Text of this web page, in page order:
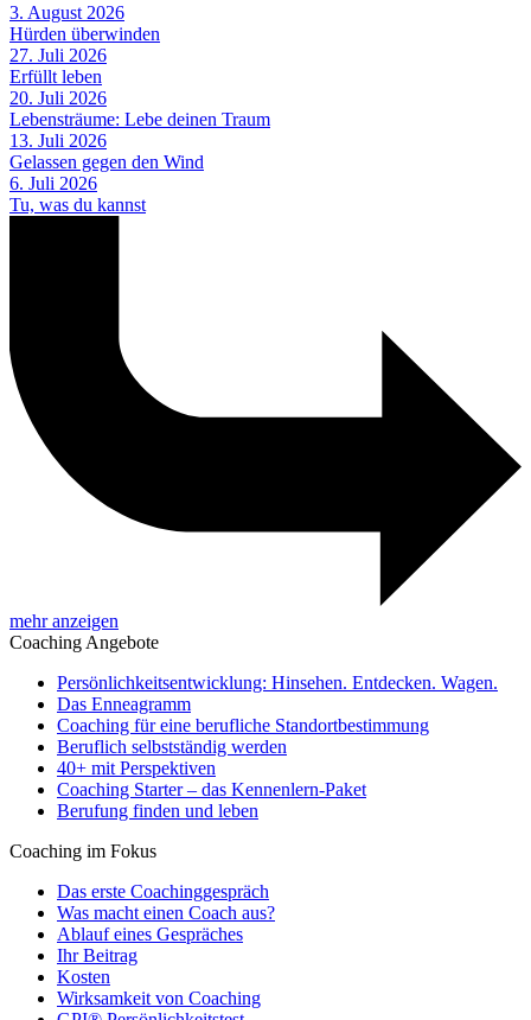
3. August 2026
Hürden überwinden
27. Juli 2026
Erfüllt leben
20. Juli 2026
Lebensträume: Lebe deinen Traum
13. Juli 2026
Gelassen gegen den Wind
6. Juli 2026
Tu, was du kannst
mehr anzeigen
Coaching Angebote
Persönlichkeitsentwicklung: Hinsehen. Entdecken. Wagen.
Das Enneagramm
Coaching für eine berufliche Standortbestimmung
Beruflich selbstständig werden
40+ mit Perspektiven
Coaching Starter – das Kennenlern-Paket
Berufung finden und leben
Coaching im Fokus
Das erste Coachinggespräch
Was macht einen Coach aus?
Ablauf eines Gespräches
Ihr Beitrag
Kosten
Wirksamkeit von Coaching